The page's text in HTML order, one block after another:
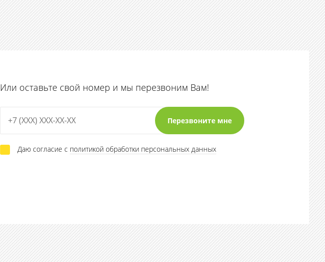
Или оставьте свой номер и мы перезвоним Вам!
Даю согласие с политикой обработки персональных данных